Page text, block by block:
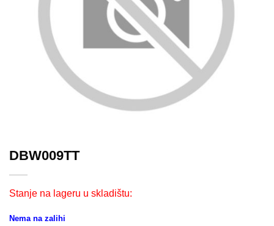
DBW009TT
Stanje na lageru u skladištu:
Nema na zalihi